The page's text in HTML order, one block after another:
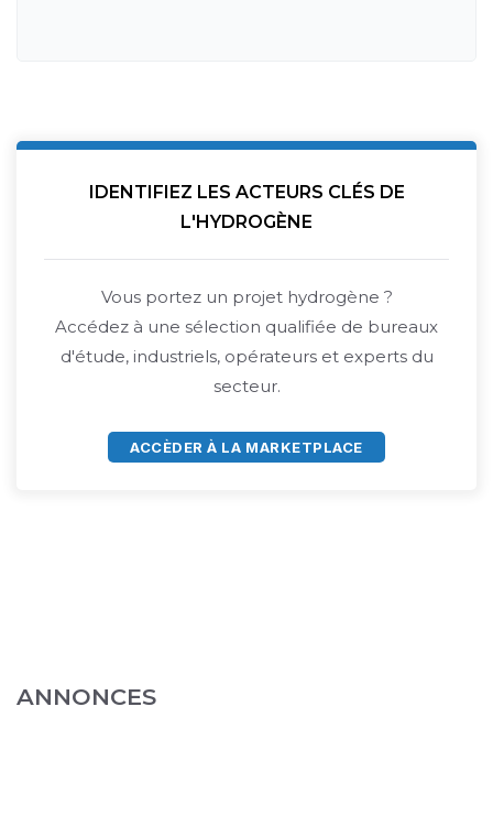
IDENTIFIEZ LES ACTEURS CLÉS DE
L'HYDROGÈNE
Vous portez un projet hydrogène ?
Accédez à une sélection qualifiée de bureaux
d'étude, industriels, opérateurs et experts du
secteur.
ACCÈDER À LA MARKETPLACE
ANNONCES